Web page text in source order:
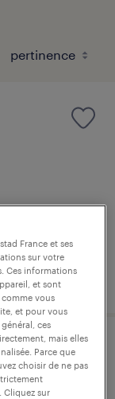
France et ses
sur votre
Ces informations
et sont
vous
et pour vous
ces
mais elles
Parce que
choisir de ne pas
Cliquez sur